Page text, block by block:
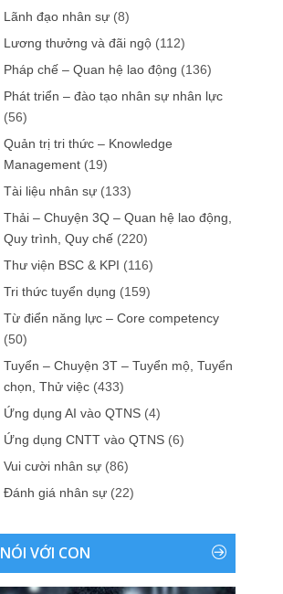
Lãnh đạo nhân sự (8)
Lương thưởng và đãi ngộ (112)
Pháp chế – Quan hệ lao động (136)
Phát triển – đào tạo nhân sự nhân lực
(56)
Quản trị tri thức – Knowledge
Management (19)
Tài liệu nhân sự (133)
Thải – Chuyện 3Q – Quan hệ lao động,
Quy trình, Quy chế (220)
Thư viện BSC & KPI (116)
Tri thức tuyển dụng (159)
Từ điển năng lực – Core competency
(50)
Tuyển – Chuyện 3T – Tuyển mộ, Tuyển
chọn, Thử việc (433)
Ứng dụng AI vào QTNS (4)
Ứng dụng CNTT vào QTNS (6)
Vui cười nhân sự (86)
Đánh giá nhân sự (22)
NÓI VỚI CON